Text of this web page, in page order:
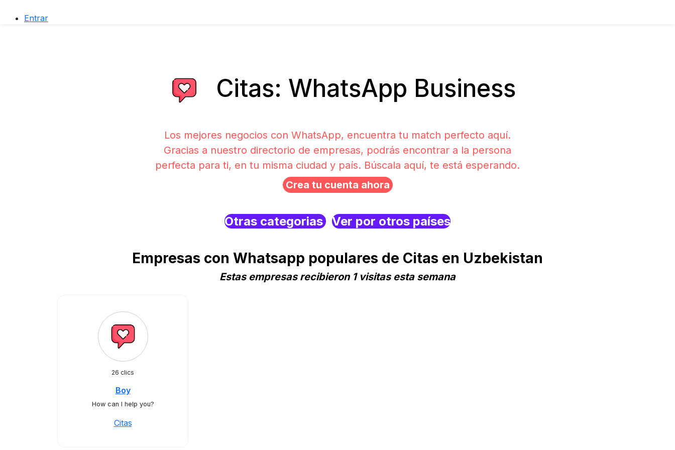
Entrar
Citas: WhatsApp Business
Los mejores negocios con WhatsApp, encuentra tu match perfecto aquí.
Gracias a nuestro directorio de empresas, podrás encontrar a la persona
perfecta para ti, en tu misma ciudad y país. Búscala aquí, te está esperando.
Crea tu cuenta ahora
Otras categorias Ver por otros países
Empresas con Whatsapp populares de Citas en Uzbekistan
Estas empresas recibieron 1 visitas esta semana
26 clics
Boy
How can I help you?
Citas